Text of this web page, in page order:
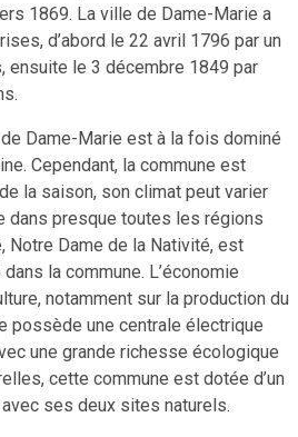
1869. La ville de Dame-Marie a
d’abord le 22 avril 1796 par un
ensuite le 3 décembre 1849 par
Dame-Marie est à la fois dominé
Cependant, la commune est
la saison, son climat peut varier
dans presque toutes les régions
Notre Dame de la Nativité, est
la commune. L’économie
notamment sur la production du
possède une centrale électrique
une grande richesse écologique
cette commune est dotée d’un
ses deux sites naturels.